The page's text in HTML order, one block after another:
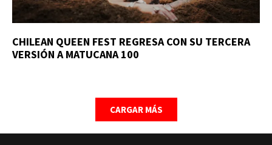
CHILEAN QUEEN FEST REGRESA CON SU TERCERA
VERSIÓN A MATUCANA 100
CARGAR MÁS